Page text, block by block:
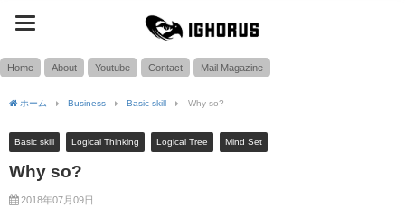
toggle
Home About Youtube Contact Mail Magazine
ホーム Business Basic skill Why so?
Basic skill Logical Thinking Logical Tree Mind Set
Why so?
2018年07月09日